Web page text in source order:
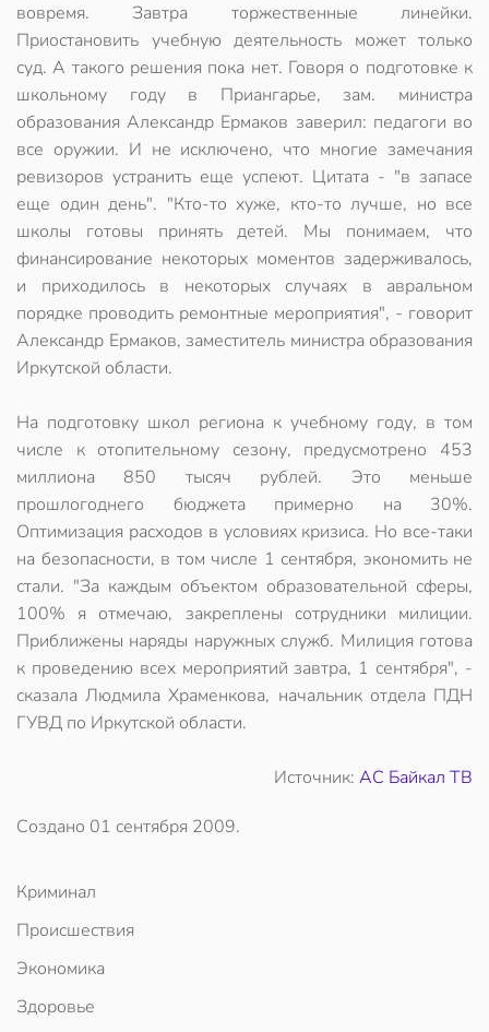
вовремя. Завтра торжественные линейки.
Приостановить учебную деятельность может только
суд. А такого решения пока нет. Говоря о подготовке к
школьному году в Приангарье, зам. министра
образования Александр Ермаков заверил: педагоги во
все оружии. И не исключено, что многие замечания
ревизоров устранить еще успеют. Цитата - "в запасе
еще один день". "Кто-то хуже, кто-то лучше, но все
школы готовы принять детей. Мы понимаем, что
финансирование некоторых моментов задерживалось,
и приходилось в некоторых случаях в авральном
порядке проводить ремонтные мероприятия", - говорит
Александр Ермаков, заместитель министра образования
Иркутской области.
На подготовку школ региона к учебному году, в том
числе к отопительному сезону, предусмотрено 453
миллиона 850 тысяч рублей. Это меньше
прошлогоднего бюджета примерно на 30%.
Оптимизация расходов в условиях кризиса. Но все-таки
на безопасности, в том числе 1 сентября, экономить не
стали. "За каждым объектом образовательной сферы,
100% я отмечаю, закреплены сотрудники милиции.
Приближены наряды наружных служб. Милиция готова
к проведению всех мероприятий завтра, 1 сентября", -
сказала Людмила Храменкова, начальник отдела ПДН
ГУВД по Иркутской области.
Источник: АС Байкал ТВ
Создано 01 сентября 2009.
Криминал
Происшествия
Экономика
Здоровье